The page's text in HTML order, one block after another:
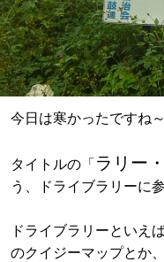
今日は寒かったですね～
タイトルの「 ラリー
う、ドライブラリーに
ドライブラリーといえ
のクイジーマップとか